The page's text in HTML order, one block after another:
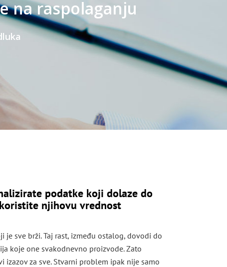
podatke koji dolaze do
njihovu vrednost
je sve brži. Taj rast, između ostalog, dovodi do
koje one svakodnevno proizvode. Zato
izazov za sve. Stvarni problem ipak nije samo